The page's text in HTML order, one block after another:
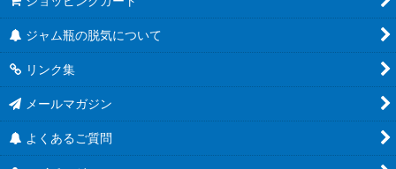
マヨネーズびん
お酒のテイクアウト容器
人気のハーバリウム瓶
ジャム瓶の脱気について
リンク集
メールマガジン
よくあるご質問